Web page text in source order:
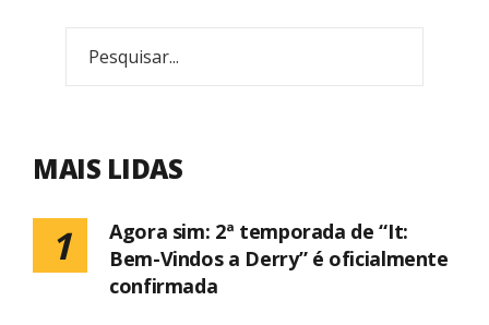
MAIS LIDAS
1
Agora sim: 2ª temporada de “It:
Bem-Vindos a Derry” é oficialmente
confirmada